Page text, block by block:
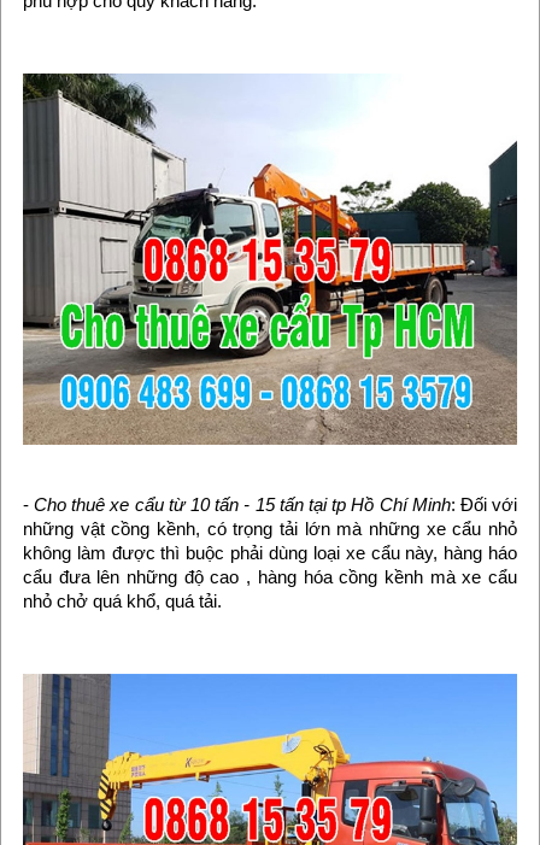
-Cho thuê xe cẩu từ 10 tấn - 15 tấn tại tp Hồ Chí Minh: Đối với
những vật cồng kềnh, có trọng tải lớn mà những xe cẩu nhỏ
không làm được thì buộc phải dùng loại xe cẩu này, hàng háo
cẩu đưa lên những độ cao , hàng hóa cồng kềnh mà xe cẩu
nhỏ chở quá khổ, quá tải.